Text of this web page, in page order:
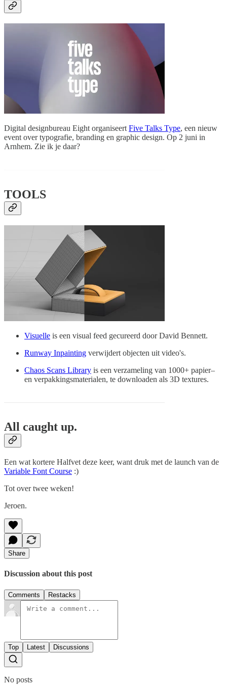
Digital designbureau Eight organiseert Five Talks Type, een nieuw
event over typografie, branding en graphic design. Op 2 juni in
Arnhem. Zie ik je daar?
TOOLS
Visuelle is een visual feed gecureerd door David Bennett.
Runway Inpainting verwijdert objecten uit video's.
Chaos Scans Library is een verzameling van 1000+ papier–
en verpakkingsmaterialen, te downloaden als 3D textures.
All caught up.
Een wat kortere Halfvet deze keer, want druk met de launch van de
Variable Font Course :)
Tot over twee weken!
Jeroen.
Share
Discussion about this post
Comments Restacks
Top Latest Discussions
No posts